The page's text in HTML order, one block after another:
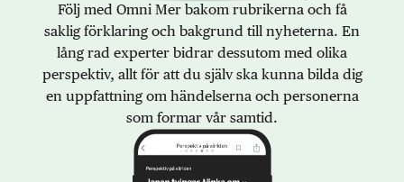
Följ med Omni Mer bakom rubrikerna och få
saklig förklaring och bakgrund till nyheterna. En
lång rad experter bidrar dessutom med olika
perspektiv, allt för att du själv ska kunna bilda dig
en uppfattning om händelserna och personerna
som formar vår samtid.